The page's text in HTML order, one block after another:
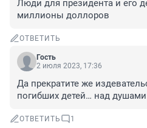
Люди для президента и его
миллионы доллоров
ОТВЕТИТЬ
Гость
2 июля 2023, 17:36
Да прекратите же
погибших детей… над
ОТВЕТИТЬ 1